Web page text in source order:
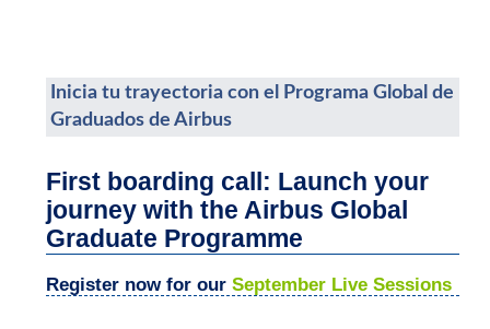
Inicia tu trayectoria con el Programa Global de
Graduados de Airbus
First boarding call: Launch your
journey with the Airbus Global
Graduate Programme
Register now for our September Live Sessions